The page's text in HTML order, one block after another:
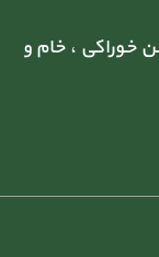
، خام و